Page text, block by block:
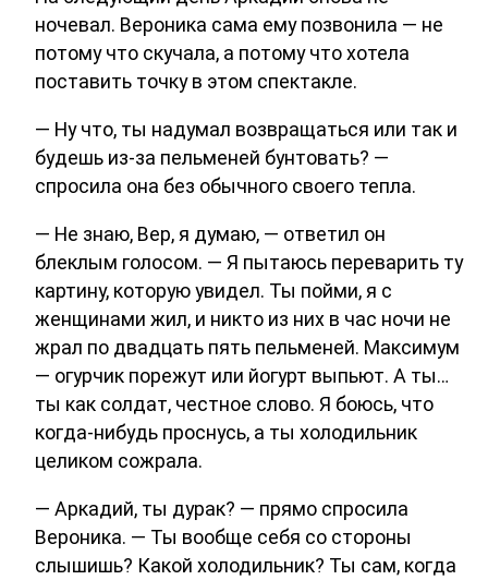
ночевал. Вероника сама ему позвонила — не
потому что скучала, а потому что хотела
поставить точку в этом спектакле.
— Ну что, ты надумал возвращаться или так и
будешь из-за пельменей бунтовать? —
спросила она без обычного своего тепла.
— Не знаю, Вер, я думаю, — ответил он
блеклым голосом. — Я пытаюсь переварить ту
картину, которую увидел. Ты пойми, я с
женщинами жил, и никто из них в час ночи не
жрал по двадцать пять пельменей. Максимум
— огурчик порежут или йогурт выпьют. А ты…
ты как солдат, честное слово. Я боюсь, что
когда-нибудь проснусь, а ты холодильник
целиком сожрала.
— Аркадий, ты дурак? — прямо спросила
Вероника. — Ты вообще себя со стороны
слышишь? Какой холодильник? Ты сам, когда